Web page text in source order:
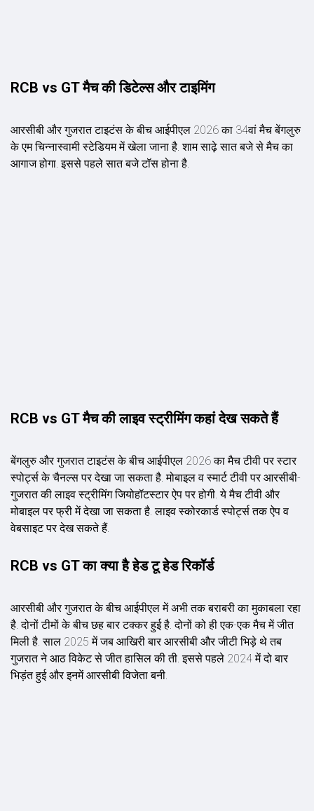
RCB vs GT मैच की डिटेल्स और टाइमिंग
आरसीबी और गुजरात टाइटंस के बीच आईपीएल 2026 का 34वां मैच बेंगलुरु
के एम चिन्नास्वामी स्टेडियम में खेला जाना है. शाम साढ़े सात बजे से मैच का
आगाज होगा. इससे पहले सात बजे टॉस होना है.
RCB vs GT मैच की लाइव स्ट्रीमिंग कहां देख सकते हैं
बेंगलुरु और गुजरात टाइटंस के बीच आईपीएल 2026 का मैच टीवी पर स्टार
स्पोर्ट्स के चैनल्स पर देखा जा सकता है. मोबाइल व स्मार्ट टीवी पर आरसीबी-
गुजरात की लाइव स्ट्रीमिंग जियोहॉटस्टार ऐप पर होगी. ये मैच टीवी और
मोबाइल पर फ्री में देखा जा सकता है. लाइव स्कोरकार्ड स्पोर्ट्स तक ऐप व
वेबसाइट पर देख सकते हैं.
RCB vs GT का क्या है हेड टू हेड रिकॉर्ड
आरसीबी और गुजरात के बीच आईपीएल में अभी तक बराबरी का मुकाबला रहा
है. दोनों टीमों के बीच छह बार टक्कर हुई है. दोनों को ही एक-एक मैच में जीत
मिली है. साल 2025 में जब आखिरी बार आरसीबी और जीटी भिड़े थे तब
गुजरात ने आठ विकेट से जीत हासिल की ती. इससे पहले 2024 में दो बार
भिड़ंत हुई और इनमें आरसीबी विजेता बनी.